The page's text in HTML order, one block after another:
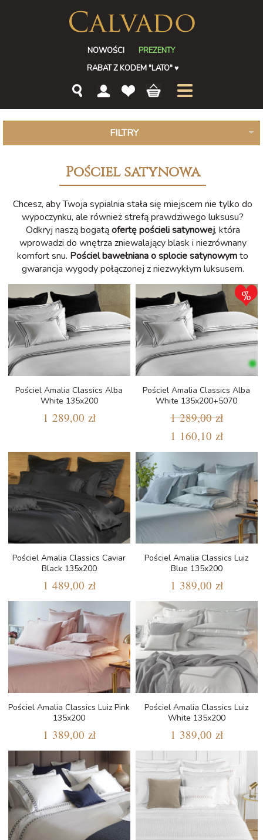
NOWOŚCI
PREZENTY
RABAT Z KODEM "LATO"♥
FILTRY
Pościel satynowa
Chcesz, aby Twoja sypialnia stała się miejscem nie tylko do
wypoczynku, ale również strefą prawdziwego luksusu?
Odkryj naszą bogatąofertę pościeli satynowej, która
wprowadzi do wnętrza zniewalający blask i niezrównany
komfort snu. Pościel bawełniana o splocie satynowymto
gwarancja wygody połączonej z niezwykłym luksusem.
Pościel Amalia Classics Alba
White 135x200
1 289,00 zł
Pościel Amalia Classics Alba
White 135x200+5070
1 289,00 zł
1 160,10 zł
Pościel Amalia Classics Caviar
Black 135x200
1 489,00 zł
Pościel Amalia Classics Luiz
Blue 135x200
1 389,00 zł
Pościel Amalia Classics Luiz Pink
135x200
1 389,00 zł
Pościel Amalia Classics Luiz
White 135x200
1 389,00 zł